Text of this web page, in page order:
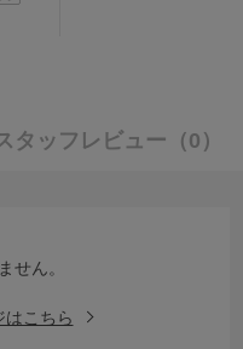
タッフレビュー （0）
せん。
はこちら